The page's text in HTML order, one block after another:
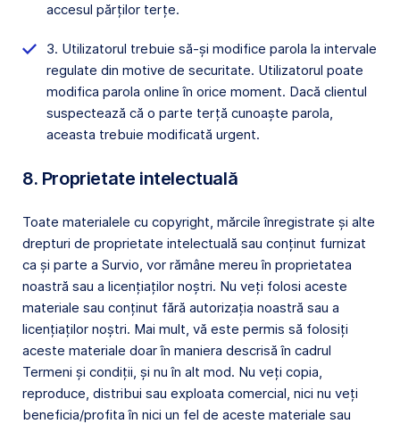
accesul părților terțe.
3. Utilizatorul trebuie să-și modifice parola la intervale
regulate din motive de securitate. Utilizatorul poate
modifica parola online în orice moment. Dacă clientul
suspectează că o parte terță cunoaște parola,
aceasta trebuie modificată urgent.
8. Proprietate intelectuală
Toate materialele cu copyright, mărcile înregistrate și alte
drepturi de proprietate intelectuală sau conținut furnizat
ca și parte a Survio, vor rămâne mereu în proprietatea
noastră sau a licențiaților noștri. Nu veți folosi aceste
materiale sau conținut fără autorizația noastră sau a
licențiaților noștri. Mai mult, vă este permis să folosiți
aceste materiale doar în maniera descrisă în cadrul
Termeni și condiții, și nu în alt mod. Nu veți copia,
reproduce, distribui sau exploata comercial, nici nu veți
beneficia/profita în nici un fel de aceste materiale sau